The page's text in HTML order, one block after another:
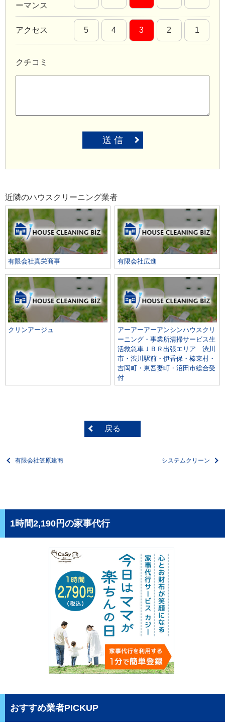
ーマンス
アクセス 5 4 3 2 1
クチコミ
送 信
近隣のハウスクリーニング業者
有限会社真栄商事 有限会社広進
クリンアージュ
アーアーアーアンシンハウスクリ
ーニング・事業所清掃サービス生
活救急車ＪＢＲ出張エリア 渋川
市・渋川駅前・伊香保・榛東村・
吉岡町・東吾妻町・沼田市総合受
付
戻る
有限会社笠原建商 システムクリーン
1時間2,190円の家事代行
おすすめ業者PICKUP